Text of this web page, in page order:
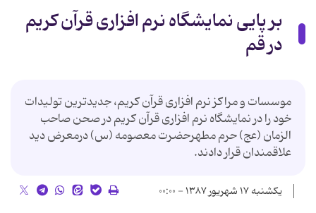
بر پایی نمایشگاه نرم افزاری قرآن کریم
در قم
موسسات و مراکز نرم افزاری قرآن کریم، جدیدترین تولیدات
خود را در نمایشگاه نرم افزاری قرآن کریم در صحن صاحب
الزمان (عج) حرم مطهرحضرت معصومه (س) درمعرض دید
علاقمندان قرار دادند.
یکشنبه ۱۷ شهریور ۱۳۸۷ - ۰۰:۰۰